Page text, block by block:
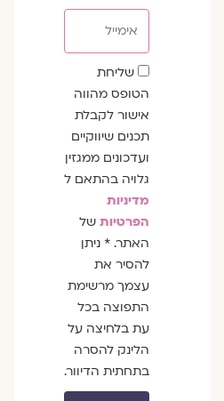
שדה
הסכמה
שליחת
הטופס מהווה
אישור לקבלת
תכנים שיווקיים
ועדכונים ממגזין
גלויה בהתאם ל
מדיניות
הפרטיותשל
האתר. * ניתן
להסיר את
עצמך מרשימת
התפוצה בכל
עת בלחיצה על
הלינק להסרה
בתחתית הדיוור.